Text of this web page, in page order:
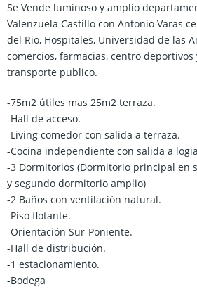
Se Vende luminoso y amplio
Valenzuela Castillo con Antonio Varas
del Rio, Hospitales, Universidad de las
comercios, farmacias, centro
transporte publico.
-75m2 útiles mas 25m2 terraza.
-Hall de acceso.
-Living comedor con salida a terraza.
-Cocina independiente con salida a
-3 Dormitorios (Dormitorio principal en
y segundo dormitorio amplio)
-2 Baños con ventilación natural.
-Piso flotante.
-Orientación Sur-Poniente.
-Hall de distribución.
-1 estacionamiento.
-Bodega